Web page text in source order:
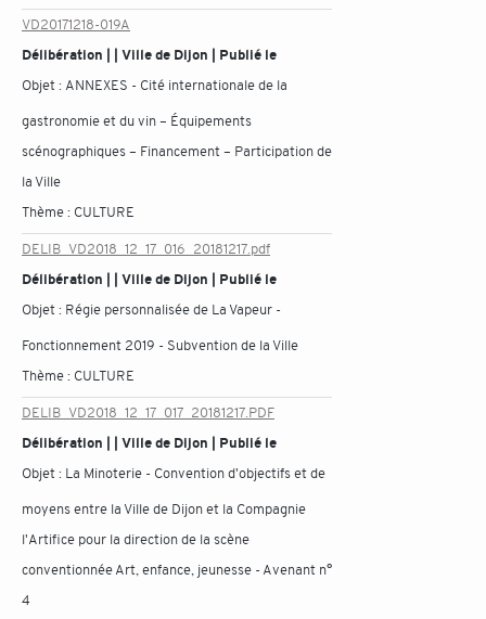
VD20171218-019A
Délibération | | Ville de Dijon | Publié le
Objet : ANNEXES - Cité internationale de la
gastronomie et du vin – Équipements
scénographiques – Financement – Participation de
la Ville
Thème : CULTURE
DELIB_VD2018_12_17_016_20181217.pdf
Délibération | | Ville de Dijon | Publié le
Objet : Régie personnalisée de La Vapeur -
Fonctionnement 2019 - Subvention de la Ville
Thème : CULTURE
DELIB_VD2018_12_17_017_20181217.PDF
Délibération | | Ville de Dijon | Publié le
Objet : La Minoterie - Convention d'objectifs et de
moyens entre la Ville de Dijon et la Compagnie
l'Artifice pour la direction de la scène
conventionnée Art, enfance, jeunesse - Avenant n°
4